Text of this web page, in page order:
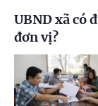
UBND xã có
đơn vị?